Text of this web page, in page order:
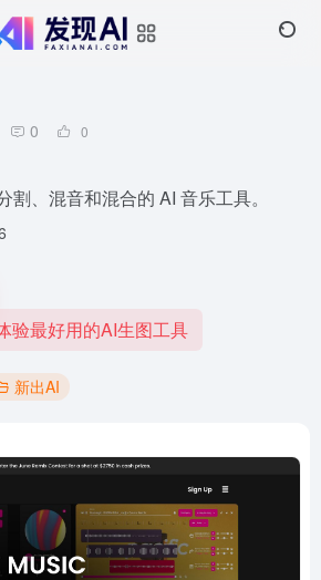
0 0
割、混音和混合的 AI 音乐工具。
验最好用的AI生图工具
新出AI